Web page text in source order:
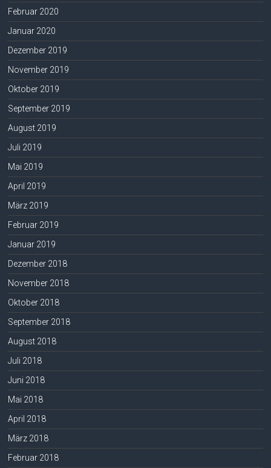
Februar 2020
Januar 2020
Dezember 2019
November 2019
Oktober 2019
September 2019
August 2019
Juli 2019
Mai 2019
April 2019
März 2019
Februar 2019
Januar 2019
Dezember 2018
November 2018
Oktober 2018
September 2018
August 2018
Juli 2018
Juni 2018
Mai 2018
April 2018
März 2018
Februar 2018